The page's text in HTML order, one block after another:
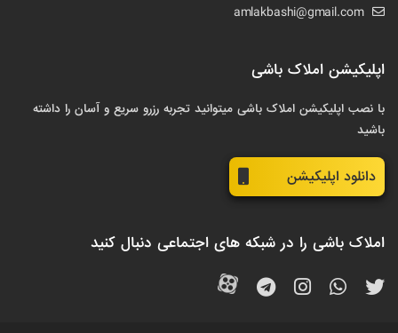
amlakbashi@gmail.com
اپلیکیشن املاک باشی
با نصب اپلیکیشن املاک باشی میتوانید تجربه رزرو سریع و آسان را داشته
باشید
دانلود اپلیکیشن
املاک باشی را در شبکه های اجتماعی دنبال کنید